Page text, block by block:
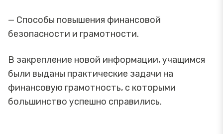
— Способы повышения финансовой
безопасности и грамотности.
В закрепление новой информации, учащимся
были выданы практические задачи на
финансовую грамотность, с которыми
большинство успешно справились.